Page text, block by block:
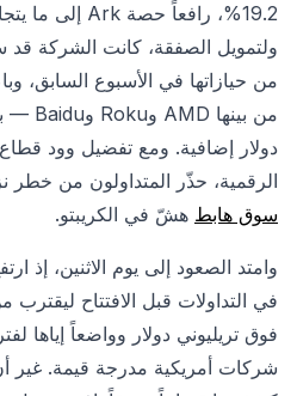
دولار إضافية. ومع تفضيل وود
الرقمية، حذّر المتداولون من
سوق هابط هشّ في الكريبتو.
فوق تريليوني دولار وواضعاً إياها
شركات أمريكية مدرجة قيمة. غير